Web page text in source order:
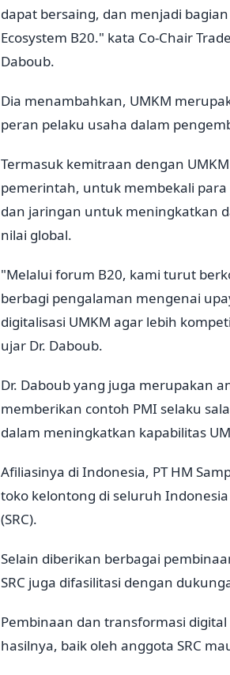
dapat bersaing, dan menjadi
Ecosystem B20." kata Co-Chair
Daboub.
Dia menambahkan, UMKM
peran pelaku usaha dalam
Termasuk kemitraan dengan
pemerintah, untuk membekali
dan jaringan untuk meningkatkan
nilai global.
"Melalui forum B20, kami turut
berbagi pengalaman mengenai
digitalisasi UMKM agar lebih
ujar Dr. Daboub.
Dr. Daboub yang juga merupakan
memberikan contoh PMI selaku
dalam meningkatkan kapabilitas
Afiliasinya di Indonesia, PT HM
toko kelontong di seluruh
(SRC).
Selain diberikan berbagai
SRC juga difasilitasi dengan
Pembinaan dan transformasi
hasilnya, baik oleh anggota SRC